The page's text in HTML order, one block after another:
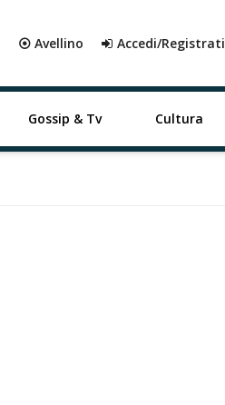
⦿ Avellino Accedi/Registrati
Gossip & Tv Cultura